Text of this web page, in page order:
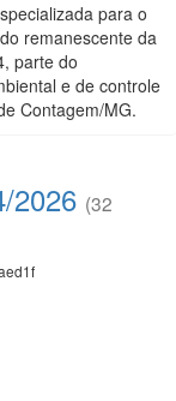
para o
remanescente da
parte do
e de controle
Contagem/MG.
2026 (32